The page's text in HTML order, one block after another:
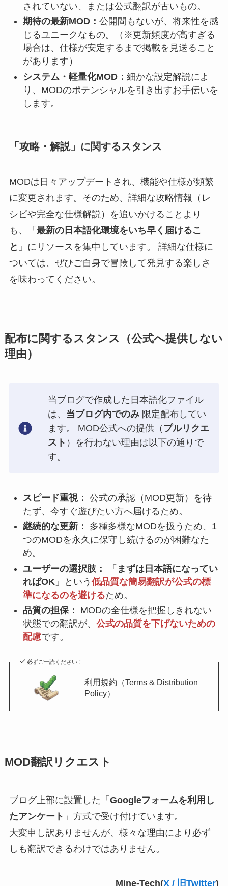
されていない、または公式翻訳が古いもの。
期待の最新MOD： 公開間もないが、将来性を感
じるユニークなもの。（※更新頻度が高すぎる
場合は、仕様が安定するまで掲載を見送ること
があります）
システム・軽量化MOD： 細かな設定解説によ
り、MODのポテンシャルを引き出すお手伝いを
します。
「攻略・解説」に関するスタンス
MODは日々アップデートされ、機能や仕様が頻繁
に変更されます。そのため、詳細な攻略情報（レ
シピや完全な仕様解説）を追いかけることより
も、「 最新の日本語化環境をいち早く届けるこ
と 」にリソースを集中しています。 詳細な仕様に
ついては、ぜひご自身で冒険して発見する楽しさ
を味わってください。
配布に関するスタンス（公式へ提供しない
理由）
当ブログで作成した日本語化ファイル
は、 当ブログ内でのみ 限定配布してい
ます。 MOD公式への提供（ プルリクエ
スト ）を行わない理由は以下の通りで
す。
スピード重視： 公式の承認（MOD更新）を待
たず、今すぐ遊びたい方へ届けるため。
継続的な更新：
多種多様なMODを扱うため、1
つのMODを永久に保守し続けるのが困難なた
め。
ユーザーの選択肢：
「 まずは日本語になってい
ればOK 」という 低品質な簡易翻訳が公式の標
準になるのを避けるため。
品質の担保：
MODの全仕様を把握しきれない
状態での翻訳が、 公式の品質を下げないための
配慮です。
必ずご一読ください！
利用規約（Terms & Distribution
Policy）
MOD翻訳リクエスト
ブログ上部に設置した「 Googleフォームを利用し
たアンケート 」方式で受け付けています。
大変申し訳ありませんが、様々な理由により必ず
しも翻訳できるわけではありません。
Mine-Tech(X / 旧Twitter)